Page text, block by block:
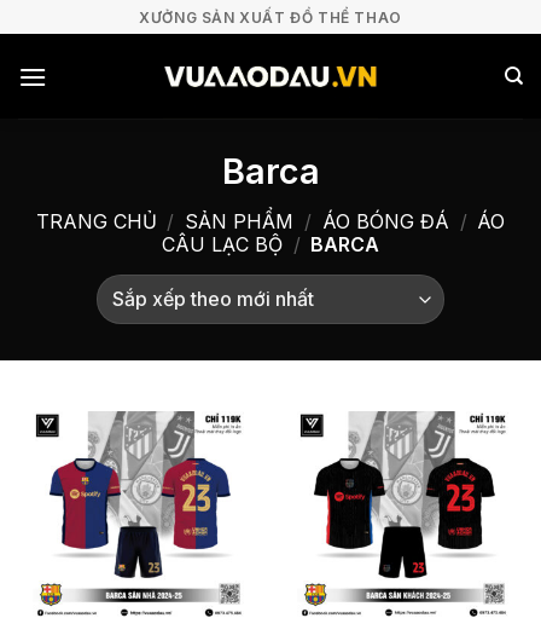
nội
XƯỞNG SẢN XUẤT ĐỒ THỂ THAO
Barca
TRANG CHỦ / SẢN PHẨM / ÁO BÓNG ĐÁ / ÁO
CÂU LẠC BỘ / BARCA